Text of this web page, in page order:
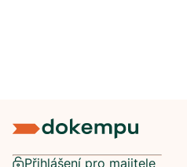
Přihlášení pro majitele